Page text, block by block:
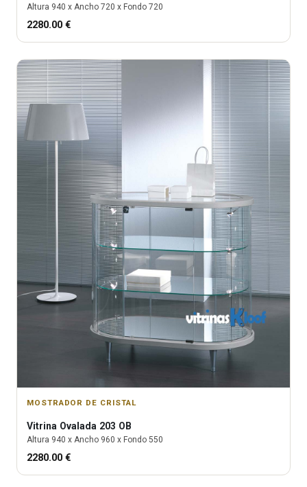
Altura 940 x Ancho 720 x Fondo 720
2280.00 €
MOSTRADOR DE CRISTAL
Vitrina Ovalada 203 OB
Altura 940 x Ancho 960 x Fondo 550
2280.00 €